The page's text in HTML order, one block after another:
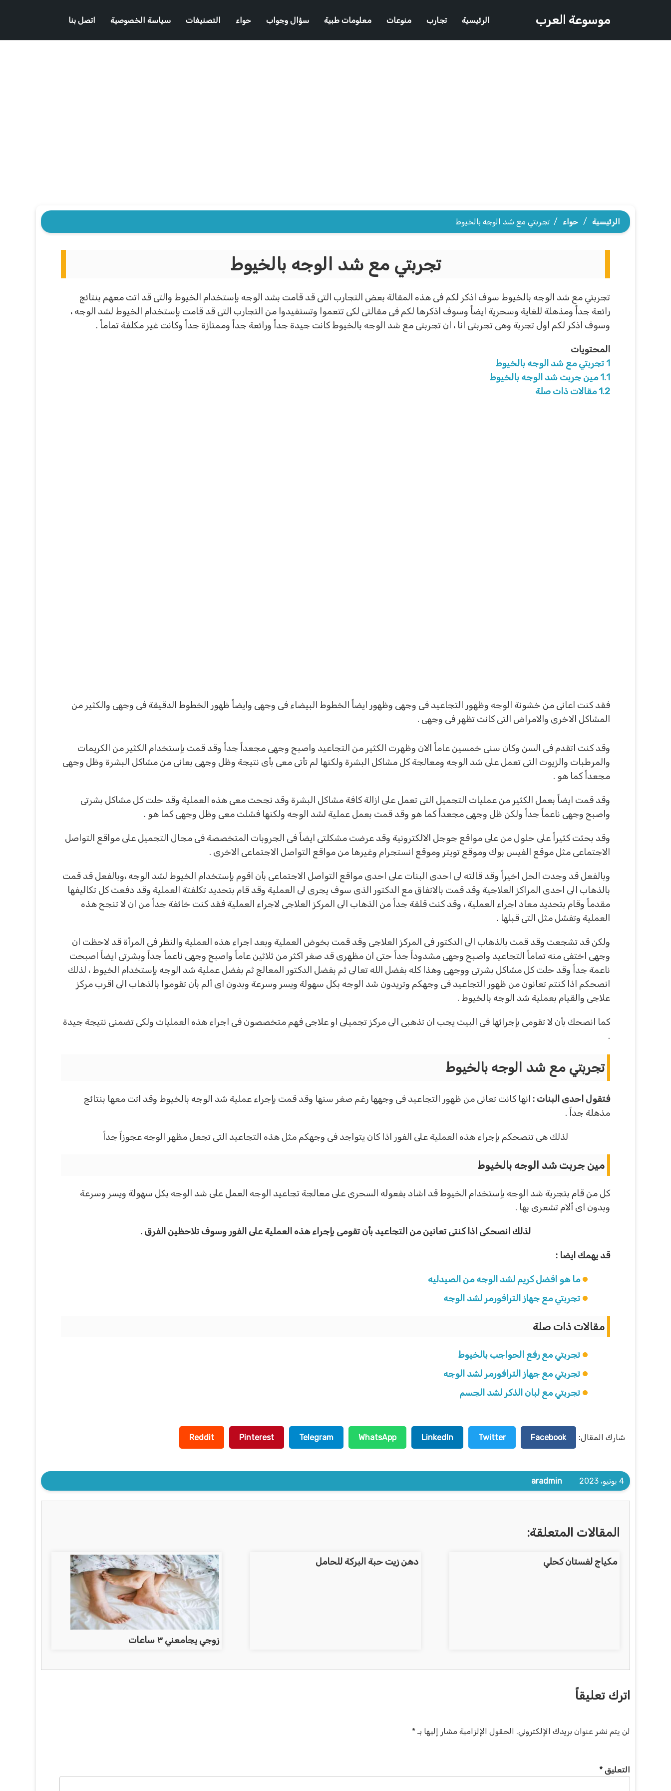
موسوعة العرب الرئيسية تجارب منوعات معلومات طبية سؤال وجواب حواء التصنيفات سياسة الخصوصية اتصل بنا
الرئيسية / حواء / تجربتي مع شد الوجه بالخيوط
تجربتي مع شد الوجه بالخيوط
تجربتي مع شد الوجه بالخيوط سوف اذكر لكم فى هذه المقالة بعض التجارب التى قد قامت بشد الوجه بإستخدام الخيوط والتى قد اتت معهم بنتائج
رائعة جداً ومذهلة للغاية وسحرية ايضاً وسوف اذكرها لكم فى مقالتى لكى تتعموا وتستفيدوا من التجارب التى قد قامت بإستخدام الخيوط لشد الوجه ،
وسوف اذكر لكم اول تجربة وهى تجربتى انا ، ان تجربتى مع شد الوجه بالخيوط كانت جيدة جداً ورائعة جداً وممتازة جداً وكانت غير مكلفة تماماً .
المحتويات
1 تجربتي مع شد الوجه بالخيوط
1.1 مين جربت شد الوجه بالخيوط
1.2 مقالات ذات صلة
فقد كنت اعانى من خشونة الوجه وظهور التجاعيد فى وجهى وظهور ايضاً الخطوط البيضاء فى وجهى وايضاً ظهور الخطوط الدقيقة فى وجهى والكثير من
المشاكل الاخرى والامراض التى كانت تظهر فى وجهى .
وقد كنت اتقدم فى السن وكان سنى خمسين عاماً الان وظهرت الكثير من التجاعيد واصبح وجهى مجعداً جداً وقد قمت بإستخدام الكثير من الكريمات
والمرطبات والزيوت التى تعمل على شد الوجه ومعالجة كل مشاكل البشرة ولكنها لم تأتى معى بأى نتيجة وظل وجهى بعانى من مشاكل البشرة وظل وجهى
مجعداً كما هو .
وقد قمت ايضاً بعمل الكثير من عمليات التجميل التى تعمل على ازالة كافة مشاكل البشرة وقد نجحت معى هذه العملية وقد حلت كل مشاكل بشرتى
واصبح وجهى ناعماً جداً ولكن ظل وجهى مجعداً كما هو وقد قمت بعمل عملية لشد الوجه ولكنها فشلت معى وظل وجهى كما هو .
وقد بحثت كثيراً على حلول من على مواقع جوجل الالكترونية وقد عرضت مشكلتى ايضاً فى الجروبات المتخصصة فى مجال التجميل على مواقع التواصل
الاجتماعى مثل موقع الفيس بوك وموقع تويتر وموقع انستجرام وغيرها من مواقع التواصل الاجتماعى الاخرى .
وبالفعل قد وجدت الحل اخيراً وقد قالته لى احدى البنات على احدى مواقع التواصل الاجتماعى بأن اقوم بإستخدام الخيوط لشد الوجه ،وبالفعل قد قمت
بالذهاب الى احدى المراكز العلاجية وقد قمت بالاتفاق مع الدكتور الذى سوف يجرى لى العملية وقد قام بتحديد تكلفتة العملية وقد دفعت كل تكاليفها
مقدماً وقام بتحديد معاد اجراء العملية ، وقد كنت قلقة جداً من الذهاب الى المركز العلاجى لاجراء العملية فقد كنت خائفة جداً من ان لا تنجح هذه
العملية وتفشل مثل التى قبلها .
ولكن قد تشجعت وقد قمت بالذهاب الى الدكتور فى المركز العلاجى وقد قمت بخوض العملية وبعد اجراء هذه العملية والنظر فى المرأة قد لاحظت ان
وجهى اختفى منه تماماً التجاعيد واصبح وجهى مشدوداً جداً حتى ان مظهرى قد صغر اكثر من ثلاثين عاماً واصبح وجهى ناعماً جداً وبشرتى ايضاً اصبحت
ناعمة جداً وقد حلت كل مشاكل بشرتى ووجهى وهذا كله بفضل الله تعالى ثم بفضل الدكتور المعالج ثم بفضل عملية شد الوجه بإستخدام الخيوط ، لذلك
انصحكم اذا كنتم تعانون من ظهور التجاعيد فى وجهكم وتريدون شد الوجه بكل سهولة ويسر وسرعة وبدون اى ألم بأن تقوموا بالذهاب الى اقرب مركز
علاجى والقيام بعملية شد الوجه بالخيوط .
كما انصحك بأن لا تقومى بإجرائها فى البيت يجب ان تذهبى الى مركز تجميلى او علاجى فهم متخصصون فى اجراء هذه العمليات ولكى تضمنى نتيجة جيدة
.
تجربتي مع شد الوجه بالخيوط
فتقول احدى البنات : انها كانت تعانى من ظهور التجاعيد فى وجهها رغم صغر سنها وقد قمت بإجراء عملية شد الوجه بالخيوط وقد اتت معها بنتائج
مذهلة جداً .
لذلك هى تنصحكم بإجراء هذه العملية على الفور اذا كان يتواجد فى وجهكم مثل هذه التجاعيد التى تجعل مظهر الوجه عجوزاً جداً
مين جربت شد الوجه بالخيوط
كل من قام بتجربة شد الوجه بإستخدام الخيوط قد اشاد بفعوله السحرى على معالجة تجاعيد الوجه العمل على شد الوجه بكل سهولة ويسر وسرعة
وبدون اى ألام تشعرى بها .
لذلك انصحكى اذا كنتى تعانين من التجاعيد بأن تقومى بإجراء هذه العملية على الفور وسوف تلاحظين الفرق .
قد يهمك ايضا :
ما هو افضل كريم لشد الوجه من الصيدليه
تجربتي مع جهاز الترافورمر لشد الوجه
مقالات ذات صلة
تجربتي مع رفع الحواجب بالخيوط
تجربتي مع جهاز الترافورمر لشد الوجه
تجربتي مع لبان الذكر لشد الجسم
شارك المقال: Facebook
Twitter
LinkedIn
WhatsApp
Telegram
Pinterest
Reddit
4 يونيو، 2023 aradmin
المقالات المتعلقة:
مكياج لفستان كحلي دهن زيت حبة البركة للحامل
زوجي يجامعني ٣ ساعات
اترك تعليقاً
لن يتم نشر عنوان بريدك الإلكتروني. الحقول الإلزامية مشار إليها بـ *
التعليق *